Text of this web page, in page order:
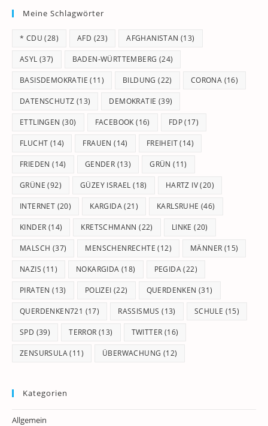
Meine Schlagwörter
* CDU (28) AFD (23) AFGHANISTAN (13)
ASYL (37) BADEN-WÜRTTEMBERG (24)
BASISDEMOKRATIE (11) BILDUNG (22) CORONA (16)
DATENSCHUTZ (13) DEMOKRATIE (39)
ETTLINGEN (30) FACEBOOK (16) FDP(17)
FLUCHT (14) FRAUEN (14) FREIHEIT(14)
FRIEDEN (14) GENDER (13) GRÜN (11)
GRÜNE (92) GÜZEY ISRAEL (18) HARTZ IV(20)
INTERNET (20) KARGIDA(21) KARLSRUHE (46)
KINDER (14) KRETSCHMANN (22) LINKE (20)
MALSCH (37) MENSCHENRECHTE (12) MÄNNER (15)
NAZIS (11) NOKARGIDA (18) PEGIDA(22)
PIRATEN (13) POLIZEI (22) QUERDENKEN (31)
QUERDENKEN721 (17) RASSISMUS (13) SCHULE (15)
SPD (39) TERROR (13) TWITTER (16)
ZENSURSULA(11) ÜBERWACHUNG (12)
Kategorien
Allgemein